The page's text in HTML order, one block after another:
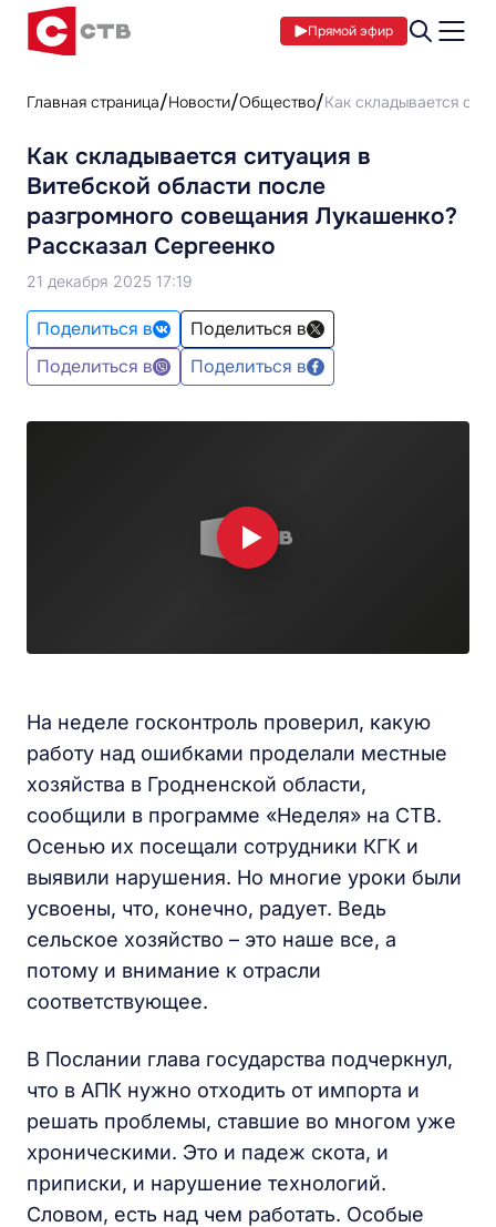
Прямой эфир
Главная страница Новости Общество Как складывается
Как складывается ситуация в
Витебской области после
разгромного совещания Лукашенко?
Рассказал Сергеенко
21 декабря 2025 17:19
Поделиться в
Поделиться в
Поделиться в
Поделиться в
На неделе госконтроль проверил, какую
работу над ошибками проделали местные
хозяйства в Гродненской области,
сообщили в программе «Неделя» на СТВ.
Осенью их посещали сотрудники КГК и
выявили нарушения. Но многие уроки были
усвоены, что, конечно, радует. Ведь
сельское хозяйство – это наше все, а
потому и внимание к отрасли
соответствующее.
В Послании глава государства подчеркнул,
что в АПК нужно отходить от импорта и
решать проблемы, ставшие во многом уже
хроническими. Это и падеж скота, и
приписки, и нарушение технологий.
Словом, есть над чем работать. Особые